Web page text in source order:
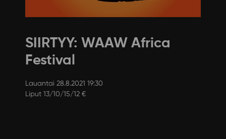
SIIRTYY: WAAW Africa
Festival
Lauantai 28.8.2021 19:30
Liput 13/10/15/12 €